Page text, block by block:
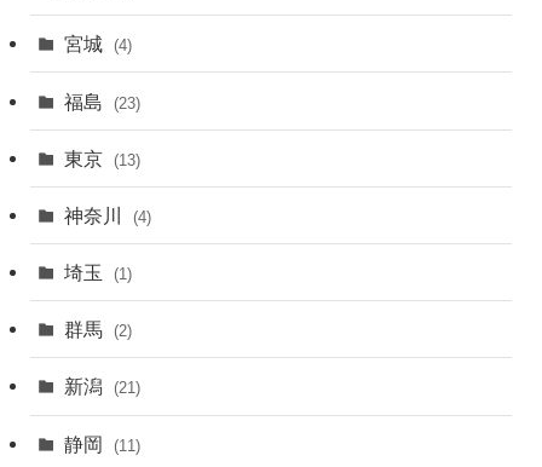
宮城 (4)
福島 (23)
東京 (13)
神奈川 (4)
埼玉 (1)
群馬 (2)
新潟 (21)
静岡 (11)